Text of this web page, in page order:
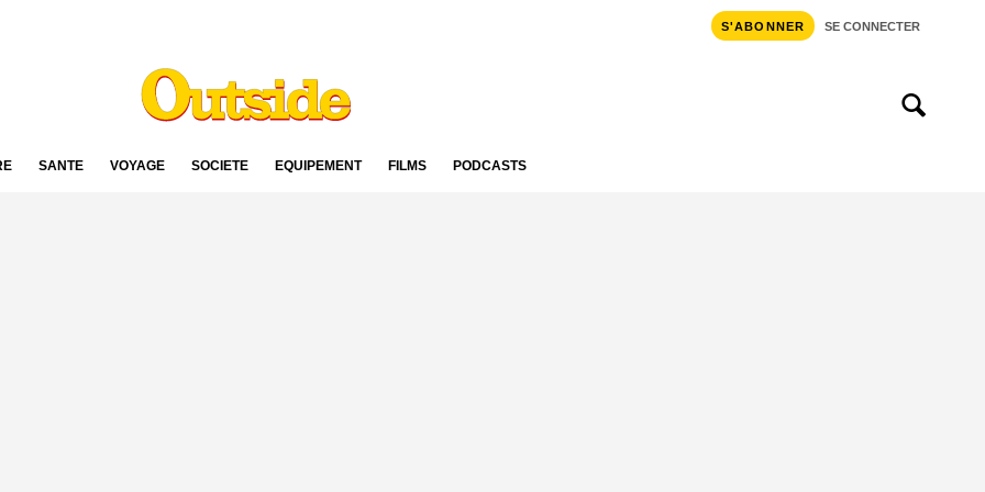
S'ABONNER SE CONNECTER
SANTÉ VOYAGE SOCIÉTÉ ÉQUIPEMENT FILMS PODCASTS